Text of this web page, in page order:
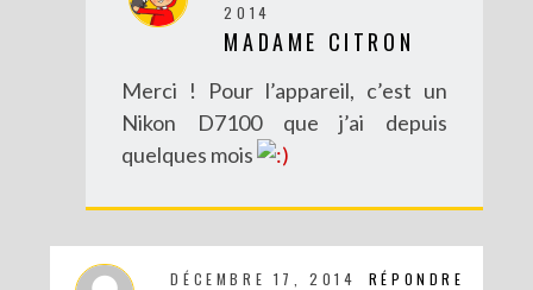
2014
MADAME CITRON
Merci ! Pour l’appareil, c’est un
Nikon D7100 que j’ai depuis
quelques mois
RÉPONDRE
DÉCEMBRE 17, 2014